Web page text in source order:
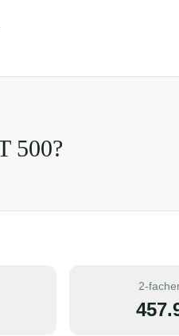
500?
2-